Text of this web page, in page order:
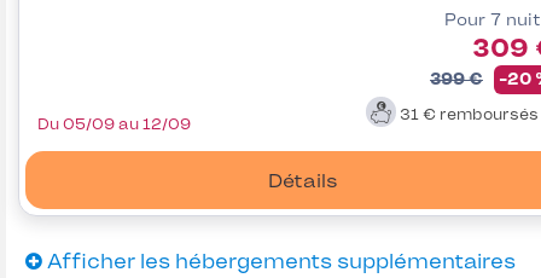
Pour 7
309
399 € -20
31 € remboursés
Détails
Du 05/09 au 12/09
Afficher les hébergements supplémentaires